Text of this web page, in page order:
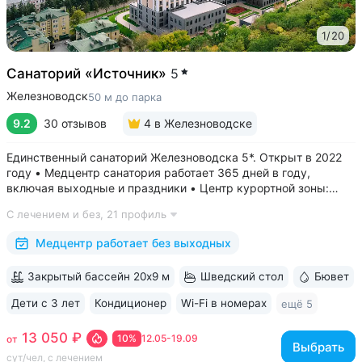
1/20
Санаторий «Источник» 5
Железноводск50 м до парка
9.2 30 отзывов 4 в Железноводске
Единственный санаторий Железноводска 5*. Открыт в 2022
году • Медцентр санатория работает 365 дней в году,
включая выходные и праздники • Центр курортной зоны:
бюветы «Славяновский» и «Смирновский»,
бальнеогрязелечебница, каскадная...
С лечением и без, 21 профиль
Медцентр работает без выходных
12.05-19.09
10%
от 13 050 ₽
сут/чел, с лечением
Выбрать
Закрытый бассейн 20х9 м Шведский стол Бювет
Дети с 3 лет Кондиционер Wi-Fi в номерах ещё 5